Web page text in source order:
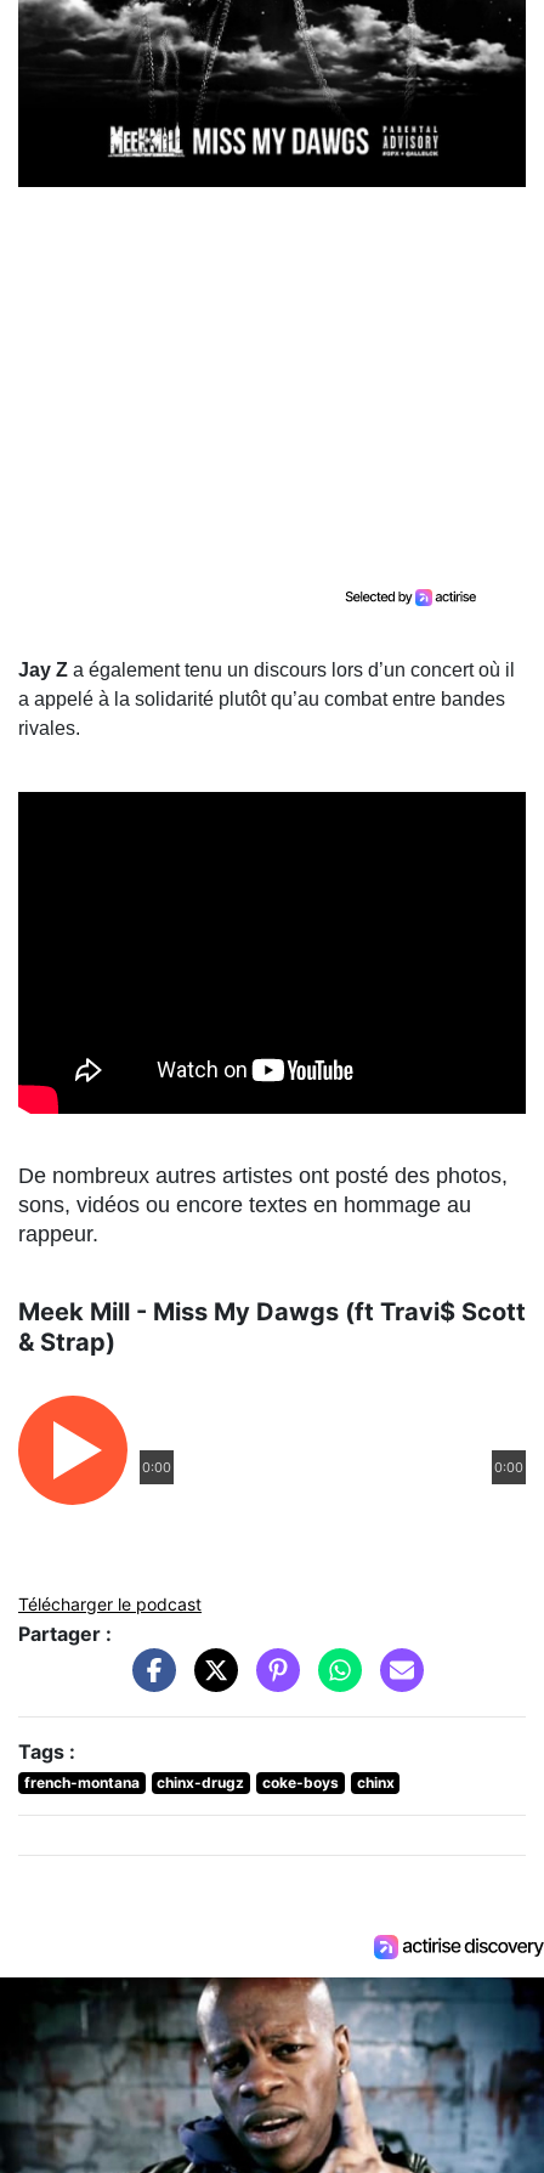
Jay Z a également tenu un discours lors d’un concert où il
a appelé à la solidarité plutôt qu’au combat entre bandes
rivales.
De nombreux autres artistes ont posté des photos,
sons, vidéos ou encore textes en hommage au
rappeur.
Meek Mill - Miss My Dawgs (ft Travi$ Scott
& Strap)
0:00 0:00
Télécharger le podcast
Partager :
Tags :
french-montana chinx-drugz coke-boys chinx